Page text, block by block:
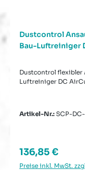
Dustcontrol
Bau-Luftreiniger
Dustcontrol flexibler
Luftreiniger DC
Artikel-Nr.: SCP-
Regulärer Preis:
136,85 €
Preise inkl. MwSt.